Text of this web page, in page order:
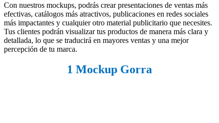
Con nuestros mockups, podrás crear presentaciones de ventas más
efectivas, catálogos más atractivos, publicaciones en redes sociales
más impactantes y cualquier otro material publicitario que necesites.
Tus clientes podrán visualizar tus productos de manera más clara y
detallada, lo que se traducirá en mayores ventas y una mejor
percepción de tu marca.
1 Mockup Gorra